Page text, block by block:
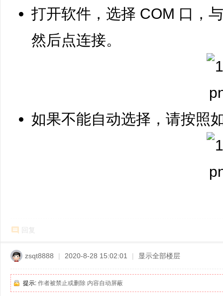
打开软件，选择 COM 口，
然后点连接。
如果不能自动选择，请按照
回复
zsqt8888 | 2020-8-28 15:02:01 | 显示全部楼层
提示: 作者被禁止或删除 内容自动屏蔽